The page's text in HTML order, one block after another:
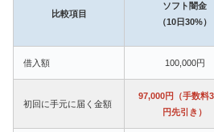
比較項目
ソフト闇金
（10日30%）
借入額 100,000円
初回に手元に届く金額
97,000円（手数料
円先引き）